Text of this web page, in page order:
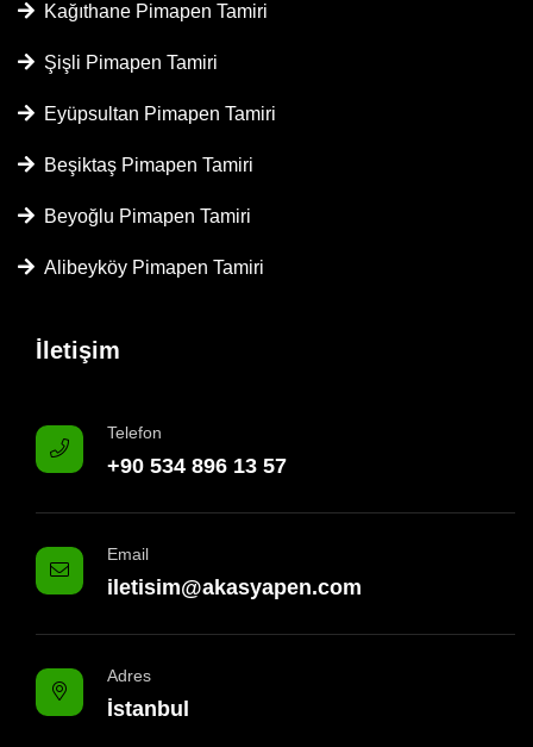
Kağıthane Pimapen Tamiri
Şişli Pimapen Tamiri
Eyüpsultan Pimapen Tamiri
Beşiktaş Pimapen Tamiri
Beyoğlu Pimapen Tamiri
Alibeyköy Pimapen Tamiri
İletişim
Telefon
+90 534 896 13 57
Email
iletisim@akasyapen.com
Adres
İstanbul